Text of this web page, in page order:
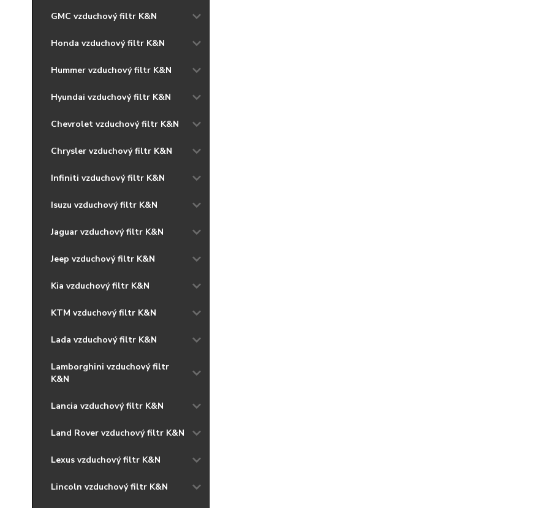
GMC vzduchový filtr K&N
Honda vzduchový filtr K&N
Hummer vzduchový filtr K&N
Hyundai vzduchový filtr K&N
Chevrolet vzduchový filtr K&N
Chrysler vzduchový filtr K&N
Infiniti vzduchový filtr K&N
Isuzu vzduchový filtr K&N
Jaguar vzduchový filtr K&N
Jeep vzduchový filtr K&N
Kia vzduchový filtr K&N
KTM vzduchový filtr K&N
Lada vzduchový filtr K&N
Lamborghini vzduchový filtr
K&N
Lancia vzduchový filtr K&N
Land Rover vzduchový filtr K&N
Lexus vzduchový filtr K&N
Lincoln vzduchový filtr K&N